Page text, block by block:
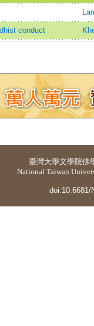
conduct
臺灣大學文學院佛
National Taiwan
doi:10.6681/